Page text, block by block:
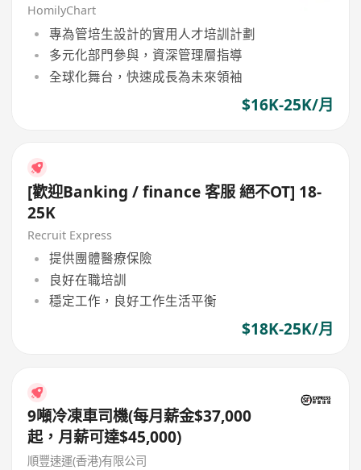
HomilyChart
專為管培生設計的實用人才培訓計劃
多元化部門參與，資深管理層指導
全球化舞台，快速成長為未來領袖
$16K-25K/月
[歡迎Banking / finance 客服 絕不OT] 18-
25K
Recruit Express
提供團體醫療保險
良好在職培訓
穩定工作，良好工作生活平衡
$18K-25K/月
9噸冷凍車司機(每月薪金$37,000
起，月薪可達$45,000)
順豐速運(香港)有限公司